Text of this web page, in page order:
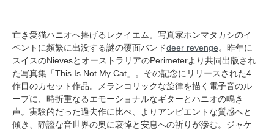
亡き愛猫ハニオへ捧げるレクイエム。写真家ホンマタカシのイ
ベントに頻繁に出没する謎の覆面バンドdeer revenge。昨年に
スイスのNievesとオーストラリアのPerimeterより共同出版され
た写真集「This Is Not My Cat」。その記念にリリースされた4
作目のカセット作品。メランコリックな旋律を描く電子音のル
ープに、時折重なるエモーショナルなギターとハニオの鳴き
声。実験的だった過去作に比べ、よりアンビエントな質感へと
傾き、静謐な音世界の奥に哀悼と安息への祈りが滲む。ジャケ